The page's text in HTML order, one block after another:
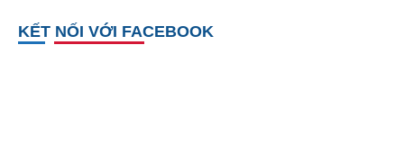
KẾT NỐI VỚI FACEBOOK